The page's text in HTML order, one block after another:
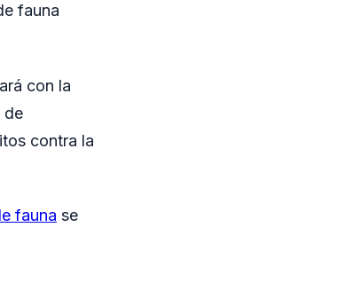
fauna
con la
de
contra la
fauna se